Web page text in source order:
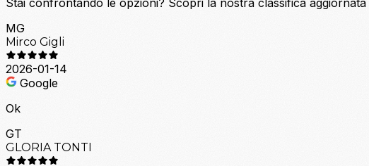
MG
Mirco Gigli
2026-01-14
Google
Ok
GT
GLORIA TONTI